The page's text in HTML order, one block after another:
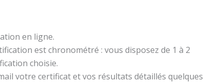
en ligne.
est chronométré : vous disposez de 1 à 2
choisie.
votre certificat et vos résultats détaillés quelques